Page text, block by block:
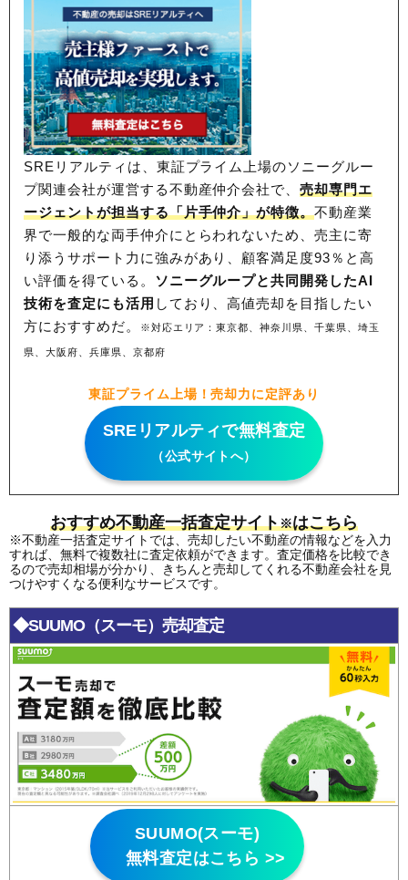
SREリアルティは、東証プライム上場のソニーグルー
プ関連会社が運営する不動産仲介会社で、売却専門エ
ージェントが担当する「片手仲介」が特徴。不動産業
界で一般的な両手仲介にとらわれないため、売主に寄
り添うサポート力に強みがあり、顧客満足度93％と高
い評価を得ている。 ソニーグループと共同開発したAI
技術を査定にも活用 しており、高値売却を目指したい
方におすすめだ。
※対応エリア：東京都、神奈川県、千葉県、埼玉
県、大阪府、兵庫県、京都府
東証プライム上場！売却力に定評あり
SREリアルティで無料査定
（公式サイトへ）
おすすめ不動産一括査定サイト※はこちら
※不動産一括査定サイトでは、売却したい不動産の情報などを入力
すれば、無料で複数社に査定依頼ができます。査定価格を比較でき
るので売却相場が分かり、きちんと売却してくれる不動産会社を見
つけやすくなる便利なサービスです。
◆SUUMO（スーモ）売却査定
SUUMO(スーモ)
無料査定はこちら >>